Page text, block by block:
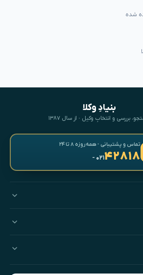
شده
بنیادِ وکلا
بررسی و انتخابِ وکیل · از سال ۱۳۸۷
تماس و پشتیبانی · همه‌روزه ۸ تا ۲۴
۴۲۸۱۸- ۰۲۱